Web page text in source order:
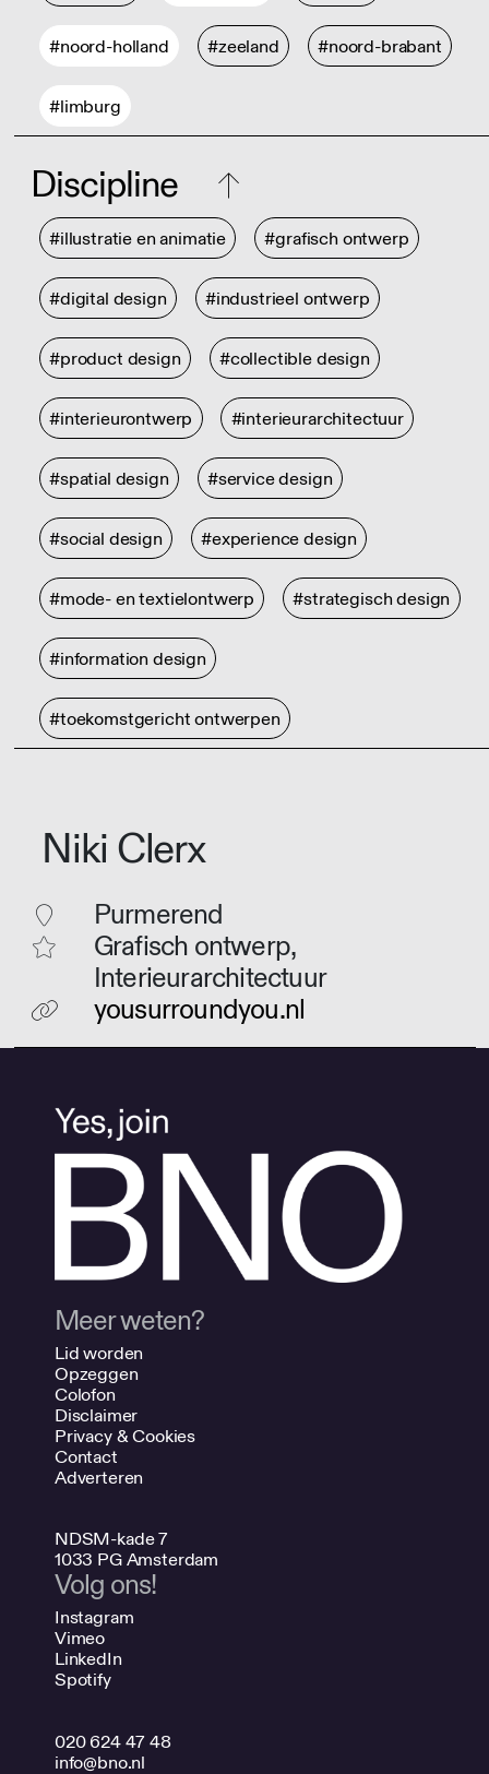
#noord-holland #zeeland #noord-brabant
#limburg
Discipline
#illustratie en animatie #grafisch ontwerp
#digital design #industrieel ontwerp
#product design #collectible design
#interieurontwerp #interieurarchitectuur
#spatial design #service design
#social design #experience design
#mode- en textielontwerp #strategisch design
#information design
#toekomstgericht ontwerpen
Niki Clerx
Purmerend
Grafisch ontwerp,
Interieurarchitectuur
yousurroundyou.nl
Meer weten?
Lid worden
Opzeggen
Colofon
Disclaimer
Privacy & Cookies
Contact
Adverteren
NDSM-kade 7
1033 PG Amsterdam
Volg ons!
Instagram
Vimeo
LinkedIn
Spotify
020 624 47 48
info@bno.nl